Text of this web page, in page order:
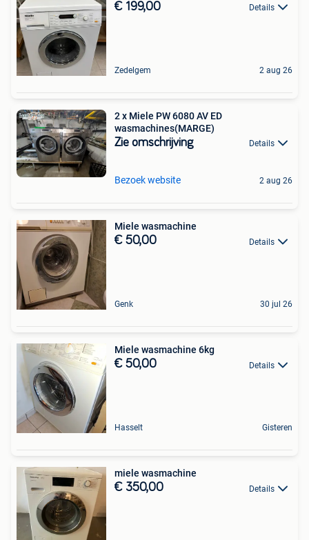
€ 199,00 Details
Zedelgem 2 aug 26
2 x Miele PW 6080 AV ED
wasmachines(MARGE)
Zie omschrijving Details
Bezoek website 2 aug 26
Miele wasmachine
€ 50,00 Details
Genk 30 jul 26
Miele wasmachine 6kg
€ 50,00 Details
Hasselt Gisteren
miele wasmachine
€ 350,00 Details